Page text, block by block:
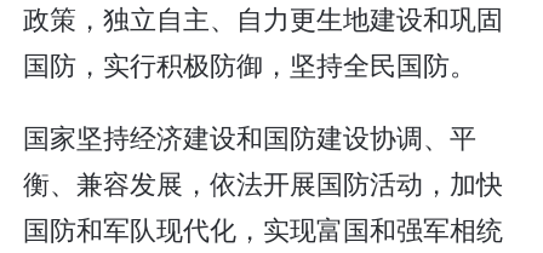
政策，独立自主、自力更生地建设和巩固
国防，实行积极防御，坚持全民国防。
国家坚持经济建设和国防建设协调、平
衡、兼容发展，依法开展国防活动，加快
国防和军队现代化，实现富国和强军相统